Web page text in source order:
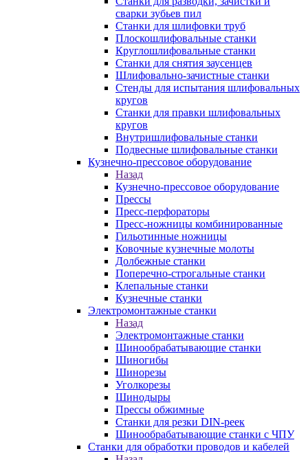
сварки зубьев пил
Станки для шлифовки труб
Плоскошлифовальные станки
Круглошлифовальные станки
Станки для снятия заусенцев
Шлифовально-зачистные станки
Стенды для испытания шлифовальных
кругов
Станки для правки шлифовальных
кругов
Внутришлифовальные станки
Подвесные шлифовальные станки
Кузнечно-прессовое оборудование
Назад
Кузнечно-прессовое оборудование
Прессы
Пресс-перфораторы
Пресс-ножницы комбинированные
Гильотинные ножницы
Ковочные кузнечные молоты
Долбежные станки
Поперечно-строгальные станки
Клепальные станки
Кузнечные станки
Электромонтажные станки
Назад
Электромонтажные станки
Шинообрабатывающие станки
Шиногибы
Шинорезы
Уголкорезы
Шинодыры
Прессы обжимные
Станки для резки DIN-реек
Шинообрабатывающие станки с ЧПУ
Станки для обработки проводов и кабелей